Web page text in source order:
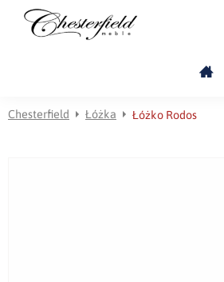
Chesterfield Łóżka Łóżko Rodos